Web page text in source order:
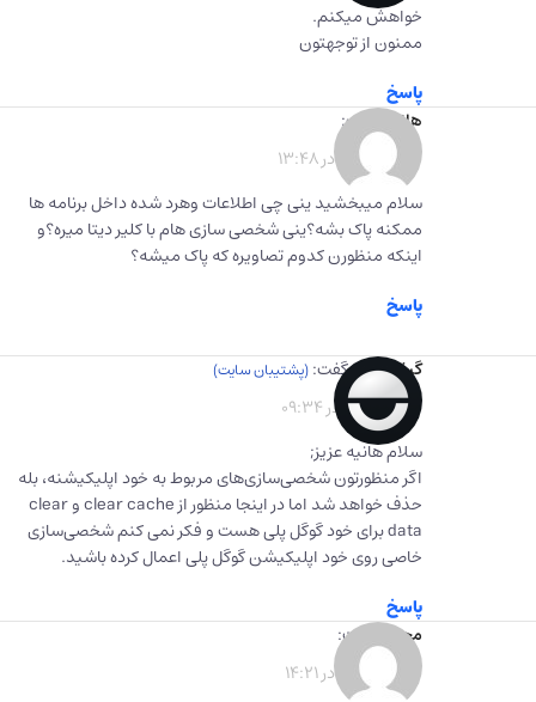
خواهش میکنم.
ممنون از توجهتون
پاسخ
هانیه
گفت:
1401-05-05 در 13:48
سلام میبخشید ینی چی اطلاعات وهرد شده داخل برنامه ها
ممکنه پاک بشه؟ینی شخصی سازی هام با کلیر دیتا میره؟و
اینکه منظورن کدوم تصاویره که پاک میشه؟
پاسخ
گیفت برگ گفت:
1401-06-20 در 09:34
سلام هانیه عزیز;
اگر منظورتون شخصی‌سازی‌های مربوط به خود اپلیکیشنه، بله
حذف خواهد شد اما در اینجا منظور از clear cache و clear
data برای خود گوگل پلی هست و فکر نمی کنم شخصی‌سازی
خاصی روی خود اپلیکیشن گوگل پلی اعمال کرده باشید.
پاسخ
محمد
گفت:
1401-06-25 در 14:21